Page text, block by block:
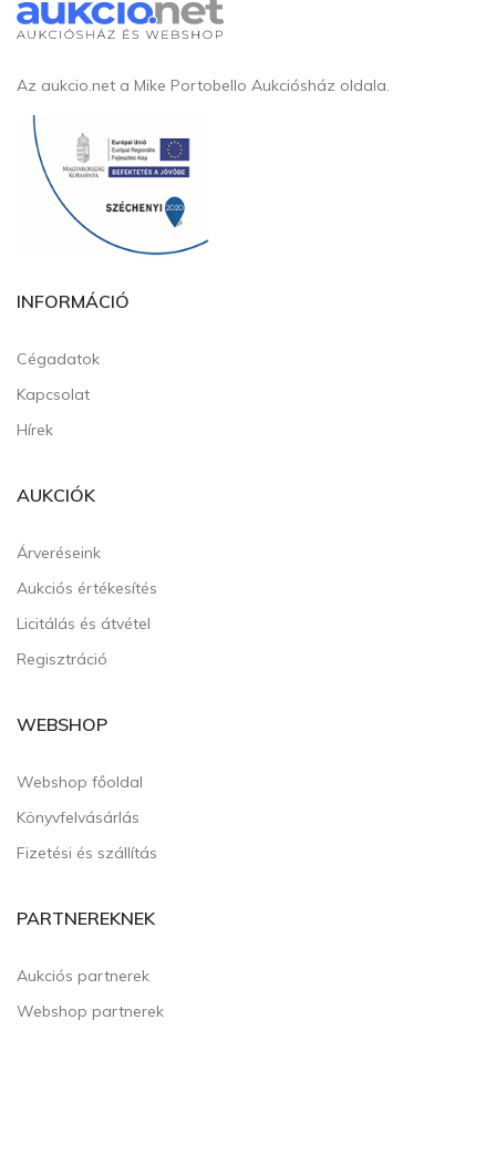
Az aukcio.net a Mike Portobello Aukciósház oldala.
INFORMÁCIÓ
Cégadatok
Kapcsolat
Hírek
AUKCIÓK
Árveréseink
Aukciós értékesítés
Licitálás és átvétel
Regisztráció
WEBSHOP
Webshop főoldal
Könyvfelvásárlás
Fizetési és szállítás
PARTNEREKNEK
Aukciós partnerek
Webshop partnerek